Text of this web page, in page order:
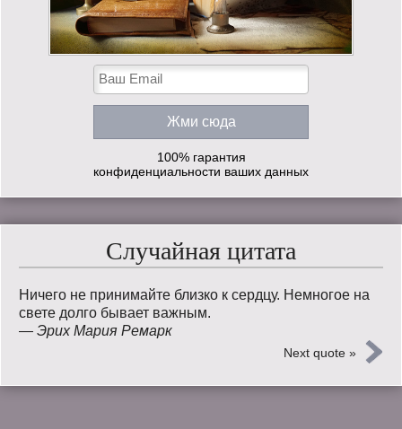
100% гарантия
конфиденциальности ваших данных
Случайная цитата
Ничего не принимайте близко к сердцу. Немногое на
свете долго бывает важным.
— Эрих Мария Ремарк
Next quote »